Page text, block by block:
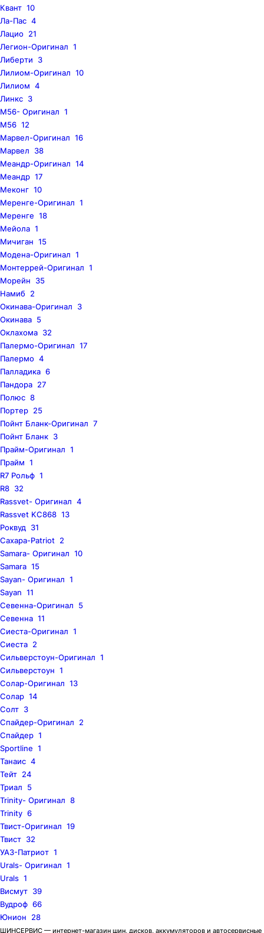
Квант 10
Ла-Пас 4
Лацио 21
Легион-Оригинал 1
Либерти
3
Лилиом-Оригинал 10
Лилиом 4
Линкс 3
M56- Оригинал 1
M56 12
Марвел-Оригинал 16
Марвел
38
Меандр-Оригинал 14
Меандр 17
Меконг 10
Меренге-Оригинал 1
Меренге 18
Мейола 1
Мичиган 15
Модена-Оригинал 1
Монтеррей-Оригинал 1
Морейн
35
Намиб
2
Окинава-Оригинал
3
Окинава 5
Оклахома 32
Палермо-Оригинал 17
Палермо 4
Палладика 6
Пандора 27
Полюс 8
Портер 25
Пойнт Бланк-Оригинал 7
Пойнт Бланк 3
Прайм-Оригинал 1
Прайм 1
R7 Рольф 1
R8 32
Rassvet- Оригинал 4
Rassvet KC868 13
Роквуд
31
Сахара-Patriot 2
Samara- Оригинал 10
Samara 15
Sayan- Оригинал 1
Sayan 11
Севенна-Оригинал
5
Севенна 11
Сиеста-Оригинал 1
Сиеста 2
Сильверстоун-Оригинал 1
Сильверстоун 1
Солар-Оригинал 13
Солар 14
Солт 3
Спайдер-Оригинал
2
Спайдер 1
Sportline 1
Танаис 4
Тейт 24
Триал
5
Trinity- Оригинал 8
Trinity 6
Твист-Оригинал 19
Твист 32
УАЗ-Патриот 1
Urals- Оригинал 1
Urals 1
Висмут 39
Вудроф 66
Юнион
28
ШИНСЕРВИС — интернет-магазин шин, дисков, аккумуляторов и автосервисные